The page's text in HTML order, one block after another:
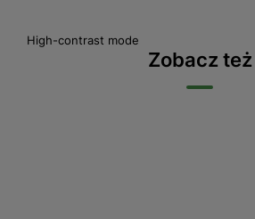
High-contrast mode
Zobacz też